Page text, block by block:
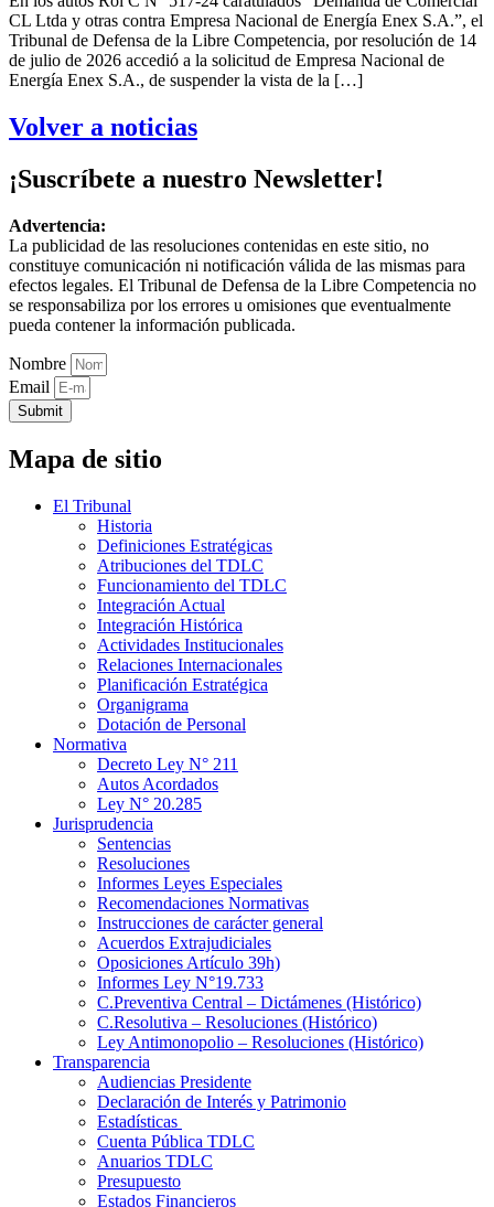
CL Ltda y otras contra Empresa Nacional de Energía Enex S.A.”, el
Tribunal de Defensa de la Libre Competencia, por resolución de 14
de julio de 2026 accedió a la solicitud de Empresa Nacional de
Energía Enex S.A., de suspender la vista de la […]
Volver a noticias
¡Suscríbete a nuestro Newsletter!
Advertencia:
La publicidad de las resoluciones contenidas en este sitio, no
constituye comunicación ni notificación válida de las mismas para
efectos legales. El Tribunal de Defensa de la Libre Competencia no
se responsabiliza por los errores u omisiones que eventualmente
pueda contener la información publicada.
Nombre
Email
Submit
Mapa de sitio
El Tribunal
Historia
Definiciones Estratégicas
Atribuciones del TDLC
Funcionamiento del TDLC
Integración Actual
Integración Histórica
Actividades Institucionales
Relaciones Internacionales
Planificación Estratégica
Organigrama
Dotación de Personal
Normativa
Decreto Ley N° 211
Autos Acordados
Ley N° 20.285
Jurisprudencia
Sentencias
Resoluciones
Informes Leyes Especiales
Recomendaciones Normativas
Instrucciones de carácter general
Acuerdos Extrajudiciales
Oposiciones Artículo 39h)
Informes Ley N°19.733
C.Preventiva Central – Dictámenes (Histórico)
C.Resolutiva – Resoluciones (Histórico)
Ley Antimonopolio – Resoluciones (Histórico)
Transparencia
Audiencias Presidente
Declaración de Interés y Patrimonio
Estadísticas
Cuenta Pública TDLC
Anuarios TDLC
Presupuesto
Estados Financieros